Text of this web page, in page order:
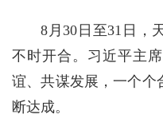
8月30日至31日，
不时开合。习近平主
谊、共谋发展，一个个
断达成。